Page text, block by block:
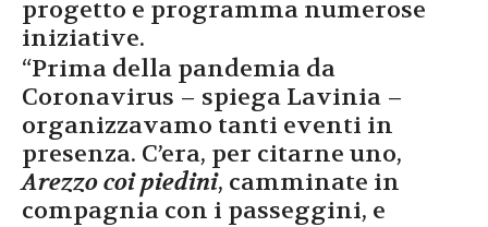
progetto e programma numerose
iniziative.
“Prima della pandemia da
Coronavirus – spiega Lavinia –
organizzavamo tanti eventi in
presenza. C’era, per citarne uno,
Arezzo coi piedini, camminate in
compagnia con i passeggini, e